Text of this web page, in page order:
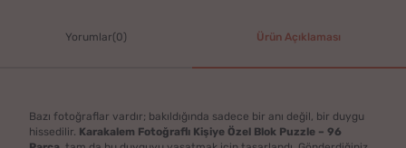
Yorumlar(0) Ürün Açıklaması
Bazı fotoğraflar vardır; bakıldığında sadece bir anı değil, bir duygu
hissedilir. Karakalem Fotoğraflı Kişiye Özel Blok Puzzle – 96